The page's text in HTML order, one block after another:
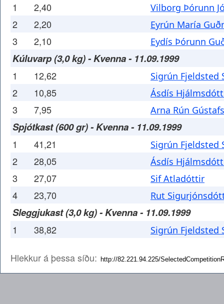
1 2,40 Vilborg Þórunn
2 2,20 Eyrún María
3 2,10 Eydís Þórunn
Kúluvarp (3,0 kg) - Kvenna - 11.09.1999
1 12,62 Sigrún Fjeldsted
2 10,85 Ásdís
3 7,95 Arna Rún
Spjótkast (600 gr) - Kvenna - 11.09.1999
1 41,21 Sigrún Fjeldsted
2 28,05 Ásdís
3 27,07 Sif Atladóttir
4 23,70 Rut
Sleggjukast (3,0 kg) - Kvenna - 11.09.1999
1 38,82 Sigrún Fjeldsted
Hlekkur á þessa síðu: